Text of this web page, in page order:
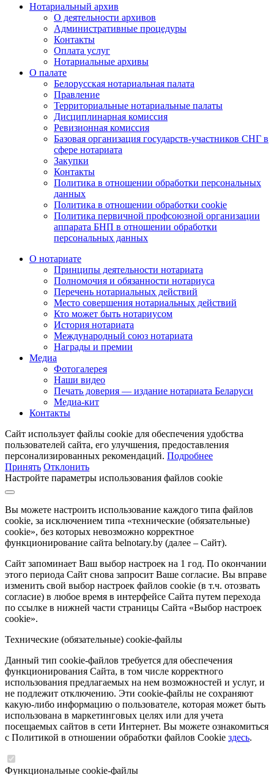
Нотариальный архив
О деятельности архивов
Административные процедуры
Контакты
Оплата услуг
Нотариальные архивы
О палате
Белорусская нотариальная палата
Правление
Территориальные нотариальные палаты
Дисциплинарная комиссия
Ревизионная комиссия
Базовая организация государств-участников СНГ в
сфере нотариата
Закупки
Контакты
Политика в отношении обработки персональных
данных
Политика в отношении обработки cookie
Политика первичной профсоюзной организации
аппарата БНП в отношении обработки
персональных данных
О нотариате
Принципы деятельности нотариата
Полномочия и обязанности нотариуса
Перечень нотариальных действий
Место совершения нотариальных действий
Кто может быть нотариусом
История нотариата
Международный союз нотариата
Награды и премии
Медиа
Фотогалерея
Наши видео
Печать доверия — издание нотариата Беларуси
Медиа-кит
Контакты
Сайт использует файлы cookie для обеспечения удобства
пользователей сайта, его улучшения, предоставления
персонализированных рекомендаций. Подробнее
Принять Отклонить
Настройте параметры использования файлов cookie
Вы можете настроить использование каждого типа файлов
cookie, за исключением типа «технические (обязательные)
cookie», без которых невозможно корректное
функционирование сайта belnotary.by (далее – Сайт).
Сайт запоминает Ваш выбор настроек на 1 год. По окончании
этого периода Сайт снова запросит Ваше согласие. Вы вправе
изменить свой выбор настроек файлов cookie (в т.ч. отозвать
согласие) в любое время в интерфейсе Сайта путем перехода
по ссылке в нижней части страницы Сайта «Выбор настроек
cookie».
Технические (обязательные) cookie-файлы
Данный тип cookie-файлов требуется для обеспечения
функционирования Сайта, в том числе корректного
использования предлагаемых на нем возможностей и услуг, и
не подлежит отключению. Эти cookie-файлы не сохраняют
какую-либо информацию о пользователе, которая может быть
использована в маркетинговых целях или для учета
посещаемых сайтов в сети Интернет. Вы можете ознакомиться
с Политикой в отношении обработки файлов Cookie здесь.
Функциональные cookie-файлы